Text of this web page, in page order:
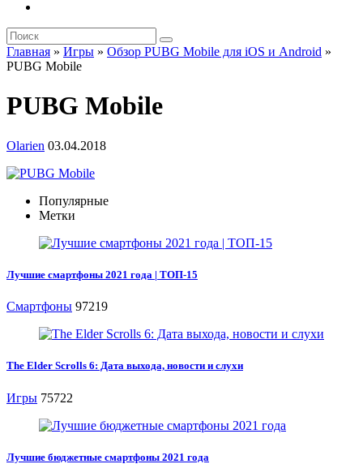
Главная » Игры » Обзор PUBG Mobile для iOS и Android »
PUBG Mobile
PUBG Mobile
Olarien 03.04.2018
Популярные
Метки
Лучшие смартфоны 2021 года | ТОП-15
Смартфоны 97219
The Elder Scrolls 6: Дата выхода, новости и слухи
Игры 75722
Лучшие бюджетные смартфоны 2021 года